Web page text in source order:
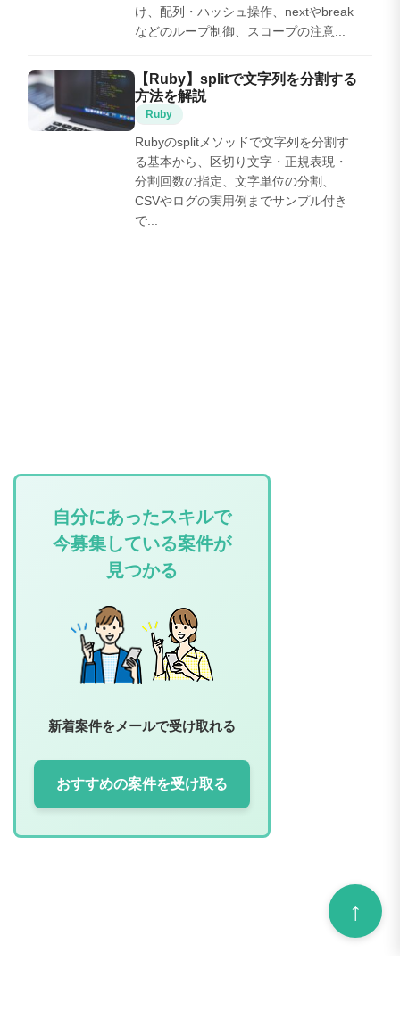
け、配列・ハッシュ操作、nextやbreak
などのループ制御、スコープの注意...
【Ruby】splitで文字列を分割する
方法を解説
Ruby
Rubyのsplitメソッドで文字列を分割す
る基本から、区切り文字・正規表現・
分割回数の指定、文字単位の分割、
CSVやログの実用例までサンプル付き
で...
自分にあったスキルで
今募集している案件が
見つかる
新着案件をメールで受け取れる
おすすめの案件を受け取る